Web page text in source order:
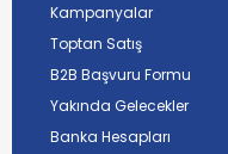
Kampanyalar
Toptan Satış
B2B Başvuru Formu
Yakında Gelecekler
Banka Hesapları